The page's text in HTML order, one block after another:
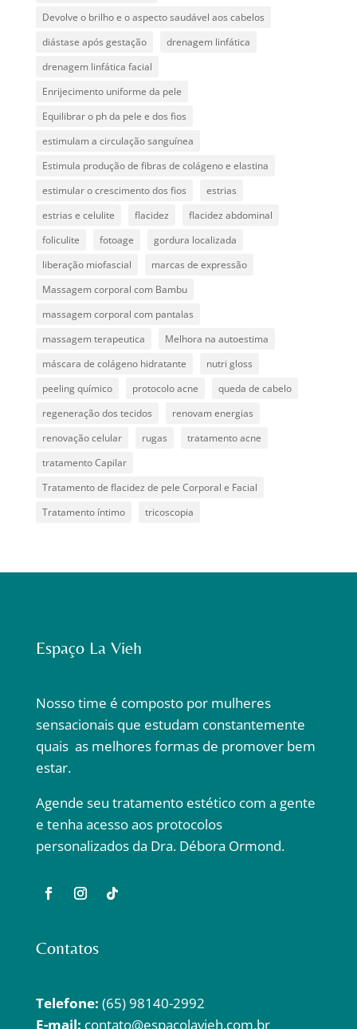
Devolve o brilho e o aspecto saudável aos cabelos
diástase após gestação
drenagem linfática
drenagem linfática facial
Enrijecimento uniforme da pele
Equilibrar o ph da pele e dos fios
estimulam a circulação sanguínea
Estimula produção de fibras de colágeno e elastina
estimular o crescimento dos fios
estrias
estrias e celulite
flacidez
flacidez abdominal
foliculite
fotoage
gordura localizada
liberação miofascial
marcas de expressão
Massagem corporal com Bambu
massagem corporal com pantalas
massagem terapeutica
Melhora na autoestima
máscara de colágeno hidratante
nutri gloss
peeling químico
protocolo acne
queda de cabelo
regeneração dos tecidos
renovam energias
renovação celular
rugas
tratamento acne
tratamento Capilar
Tratamento de flacidez de pele Corporal e Facial
Tratamento íntimo
tricoscopia
Espaço La Vieh
Nosso time é composto por mulheres
sensacionais que estudam constantemente
quais as melhores formas de promover bem
estar.
Agende seu tratamento estético com a gente
e tenha acesso aos protocolos
personalizados da Dra. Débora Ormond.
Contatos
Telefone: (65) 98140-2992
E-mail: contato@espacolavieh.com.br